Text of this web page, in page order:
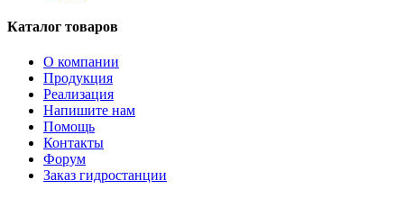
Каталог товаров
О компании
Продукция
Реализация
Напишите нам
Помощь
Контакты
Форум
Заказ гидростанции